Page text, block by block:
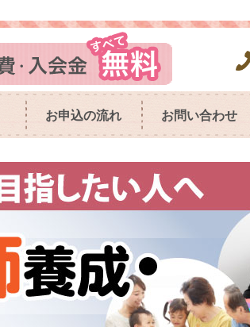
お申込の流れ お問い合わせ